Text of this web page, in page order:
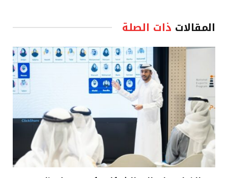
المقالات ذات الصلة